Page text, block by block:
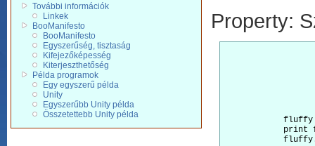
További információk
Linkek
BooManifesto
BooManifesto
Egyszerűség, tisztaság
Kifejezőképesség
Kiterjeszthetőség
Példa programok
Egy egyszerű példa
Unity
Egyszerűbb Unity példa
Összetettebb Unity példa
Property:
print